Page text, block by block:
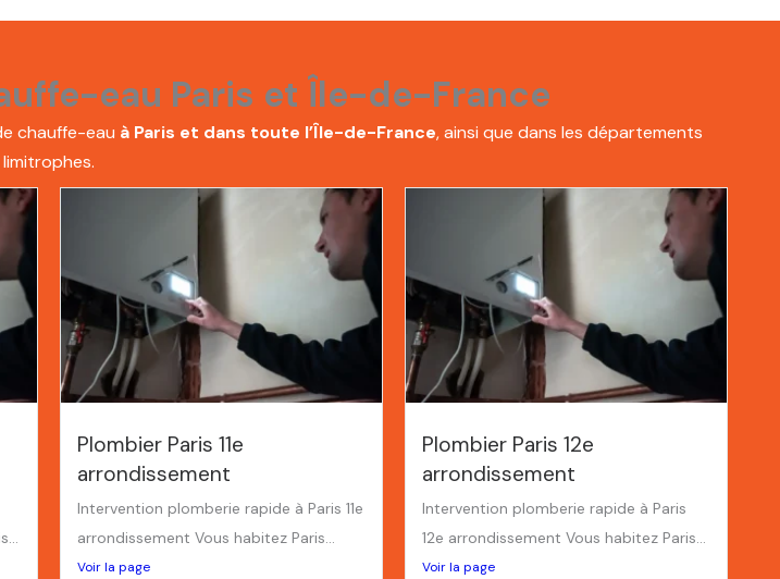
eau Paris et Île-de-France
chauffe-eau à Paris et dans toute l’Île-de-France, ainsi que dans les départements
limitrophes.
Plombier Paris 11e
arrondissement
Intervention plomberie rapide à Paris 11e
arrondissement Vous habitez Paris...
Voir la page
Plombier Paris 12e
arrondissement
Intervention plomberie rapide à Paris
12e arrondissement Vous habitez Paris...
Voir la page